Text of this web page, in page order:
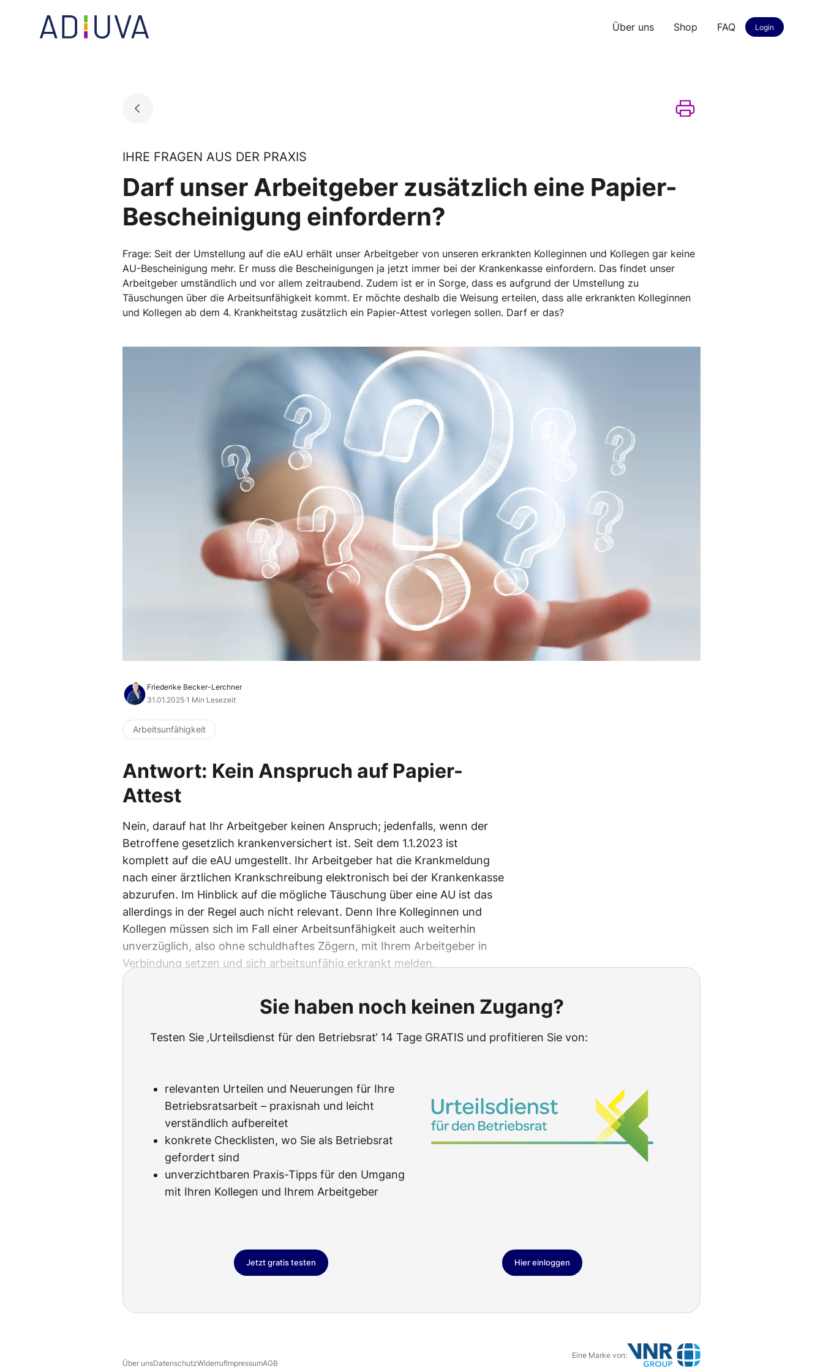
Go to landing page. Über uns Shop FAQ Login
IHRE FRAGEN AUS DER PRAXIS
Darf unser Arbeitgeber zusätzlich eine Papier-
Bescheinigung einfordern?
Frage: Seit der Umstellung auf die eAU erhält unser Arbeitgeber von unseren erkrankten Kolleginnen und Kollegen gar keine
AU-Bescheinigung mehr. Er muss die Bescheinigungen ja jetzt immer bei der Krankenkasse einfordern. Das findet unser
Arbeitgeber umständlich und vor allem zeitraubend. Zudem ist er in Sorge, dass es aufgrund der Umstellung zu
Täuschungen über die Arbeitsunfähigkeit kommt. Er möchte deshalb die Weisung erteilen, dass alle erkrankten Kolleginnen
und Kollegen ab dem 4. Krankheitstag zusätzlich ein Papier-Attest vorlegen sollen. Darf er das?
Friederike Becker-Lerchner
31.01.2025·1 Min Lesezeit
Arbeitsunfähigkeit
Antwort: Kein Anspruch auf Papier-
Attest
Nein, darauf hat Ihr Arbeitgeber keinen Anspruch; jedenfalls, wenn der
Betroffene gesetzlich krankenversichert ist. Seit dem 1.1.2023 ist
komplett auf die eAU umgestellt. Ihr Arbeitgeber hat die Krankmeldung
nach einer ärztlichen Krankschreibung elektronisch bei der Krankenkasse
abzurufen. Im Hinblick auf die mögliche Täuschung über eine AU ist das
allerdings in der Regel auch nicht relevant. Denn Ihre Kolleginnen und
Kollegen müssen sich im Fall einer Arbeitsunfähigkeit auch weiterhin
unverzüglich, also ohne schuldhaftes Zögern, mit Ihrem Arbeitgeber in
Verbindung setzen und sich arbeitsunfähig erkrankt melden.
Sie haben noch keinen Zugang?
Testen Sie ‚Urteilsdienst für den Betriebsrat‘ 14 Tage GRATIS und profitieren Sie von:
relevanten Urteilen und Neuerungen für Ihre
Betriebsratsarbeit – praxisnah und leicht
verständlich aufbereitet
konkrete Checklisten, wo Sie als Betriebsrat
gefordert sind
unverzichtbaren Praxis-Tipps für den Umgang
mit Ihren Kollegen und Ihrem Arbeitgeber
Jetzt gratis testen Hier einloggen
Über unsDatenschutzWiderrufImpressumAGB
Eine Marke von: